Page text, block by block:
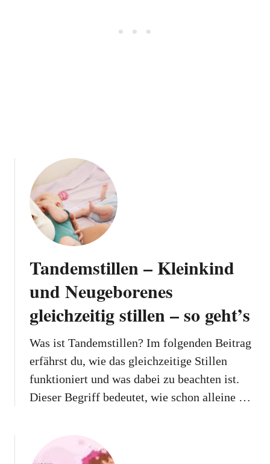
Tandemstillen – Kleinkind
und Neugeborenes
gleichzeitig stillen – so geht’s
Was ist Tandemstillen? Im folgenden Beitrag
erfährst du, wie das gleichzeitige Stillen
funktioniert und was dabei zu beachten ist.
Dieser Begriff bedeutet, wie schon alleine …